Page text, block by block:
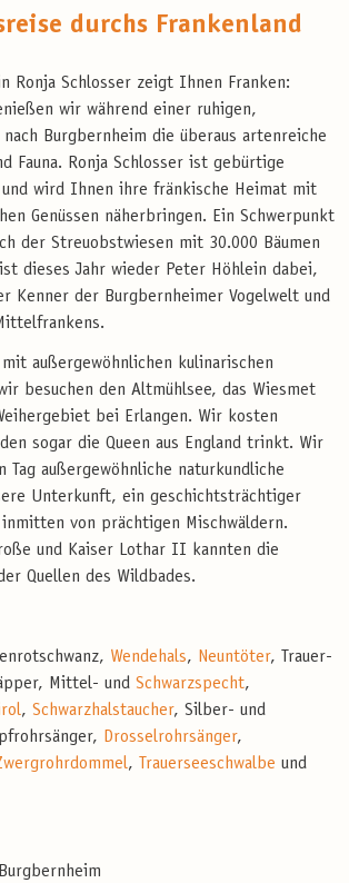
durchs Frankenland
Ronja Schlosser zeigt Ihnen Franken:
wir während einer ruhigen,
Burgbernheim die überaus artenreiche
Fauna. Ronja Schlosser ist gebürtige
und wird Ihnen ihre fränkische Heimat mit
Genüssen näherbringen. Ein Schwerpunkt
der Streuobstwiesen mit 30.000 Bäumen
dieses Jahr wieder Peter Höhlein dabei,
Kenner der Burgbernheimer Vogelwelt und
außergewöhnlichen kulinarischen
besuchen den Altmühlsee, das Wiesmet
bei Erlangen. Wir kosten
sogar die Queen aus England trinkt. Wir
außergewöhnliche naturkundliche
Unterkunft, ein geschichtsträchtiger
von prächtigen Mischwäldern.
und Kaiser Lothar II kannten die
Quellen des Wildbades.
Wendehals, Neuntöter, Trauer-
Mittel- und Schwarzspecht,
, Schwarzhalstaucher, Silber- und
Drosselrohrsänger,
, Trauerseeschwalbe und